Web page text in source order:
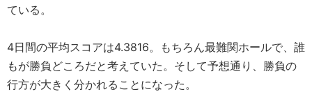
ている。
4日間の平均スコアは4.3816。もちろん最難関ホールで、誰
もが勝負どころだと考えていた。そして予想通り、勝負の
行方が大きく分かれることになった。